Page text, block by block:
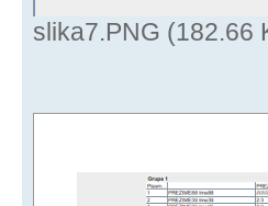
slika7.PNG (182.66